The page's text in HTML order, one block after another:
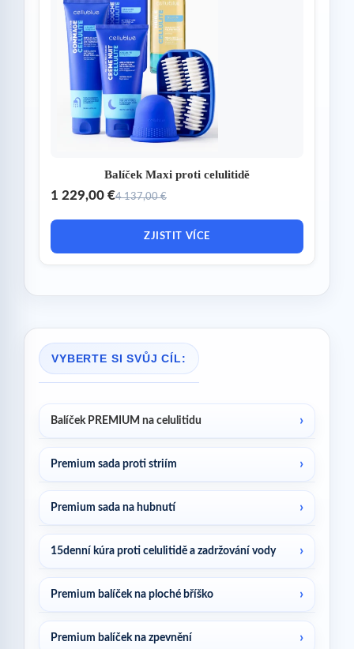
Balíček Maxi proti celulitidě
1 229,00 €4 137,00 €
ZJISTIT VÍCE
VYBERTE SI SVŮJ CÍL:
Balíček PREMIUM na celulitidu
Premium sada proti striím
Premium sada na hubnutí
15denní kúra proti celulitidě a zadržování vody
Premium balíček na ploché bříško
Premium balíček na zpevnění